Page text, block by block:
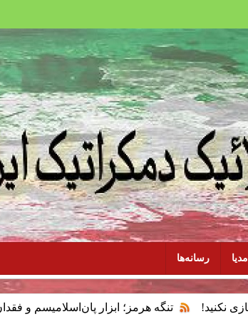
مدیا رسانه‌ها
تنگه هرمز؛ ابزار پان‌اسلامیسم و فقدان سیاست ملی